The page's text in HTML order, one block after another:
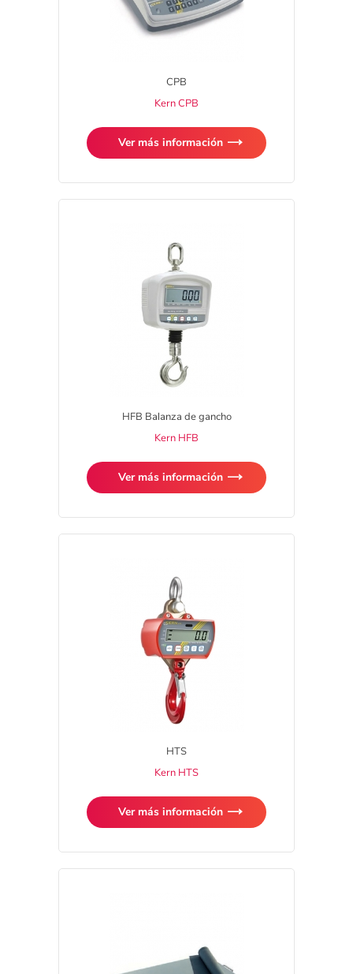
CPB
Kern CPB
Ver más información
HFB Balanza de gancho
Kern HFB
Ver más información
HTS
Kern HTS
Ver más información